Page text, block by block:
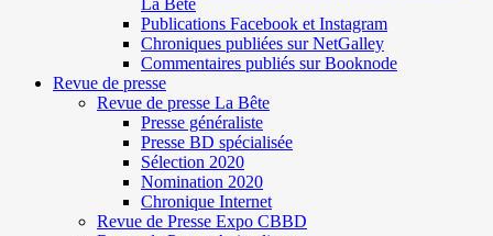
Publications Facebook et Instagram
Chroniques publiées sur NetGalley
Commentaires publiés sur Booknode
Revue de presse
Revue de presse La Bête
Presse généraliste
Presse BD spécialisée
Sélection 2020
Nomination 2020
Chronique Internet
Revue de Presse Expo CBBD